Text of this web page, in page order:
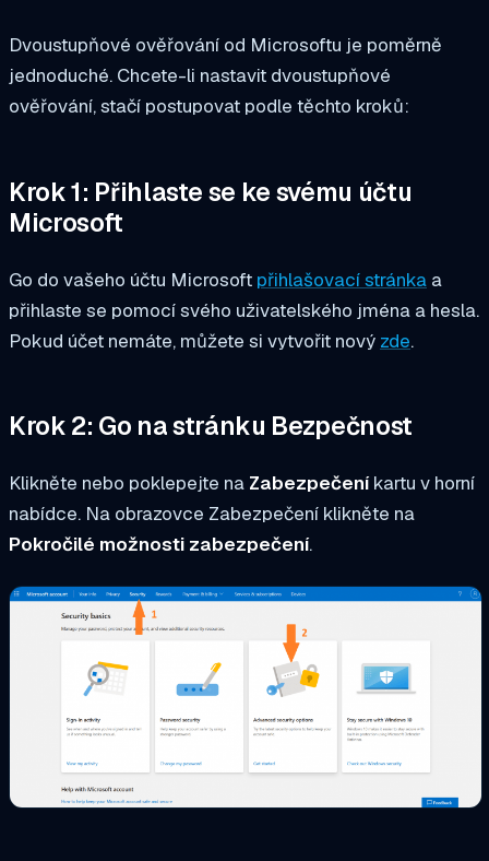
Dvoustupňové ověřování od Microsoftu je poměrně
jednoduché. Chcete-li nastavit dvoustupňové
ověřování, stačí postupovat podle těchto kroků:
Krok 1: Přihlaste se ke svému účtu
Microsoft
Go do vašeho účtu Microsoft přihlašovací stránka a
přihlaste se pomocí svého uživatelského jména a hesla.
Pokud účet nemáte, můžete si vytvořit nový zde.
Krok 2: Go na stránku Bezpečnost
Klikněte nebo poklepejte na Zabezpečeníkartu v horní
nabídce. Na obrazovce Zabezpečení klikněte na
Pokročilé možnosti zabezpečení.